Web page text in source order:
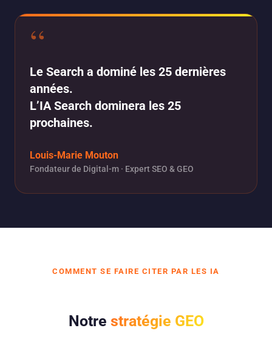
“
Le Search a dominé les 25 dernières
années.
L’IA Search dominera les 25
prochaines.
Louis-Marie Mouton
Fondateur de Digital-m · Expert SEO & GEO
COMMENT SE FAIRE CITER PAR LES IA
Notre stratégie GEO